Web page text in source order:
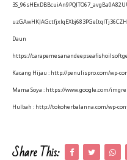
Daun
https://
Kacang Hijau : http://penulispro.com/wp-
Mama Soya : https://www.google.com/
Hulbah : http://tokoherbalanna.com/wp-
Share This: